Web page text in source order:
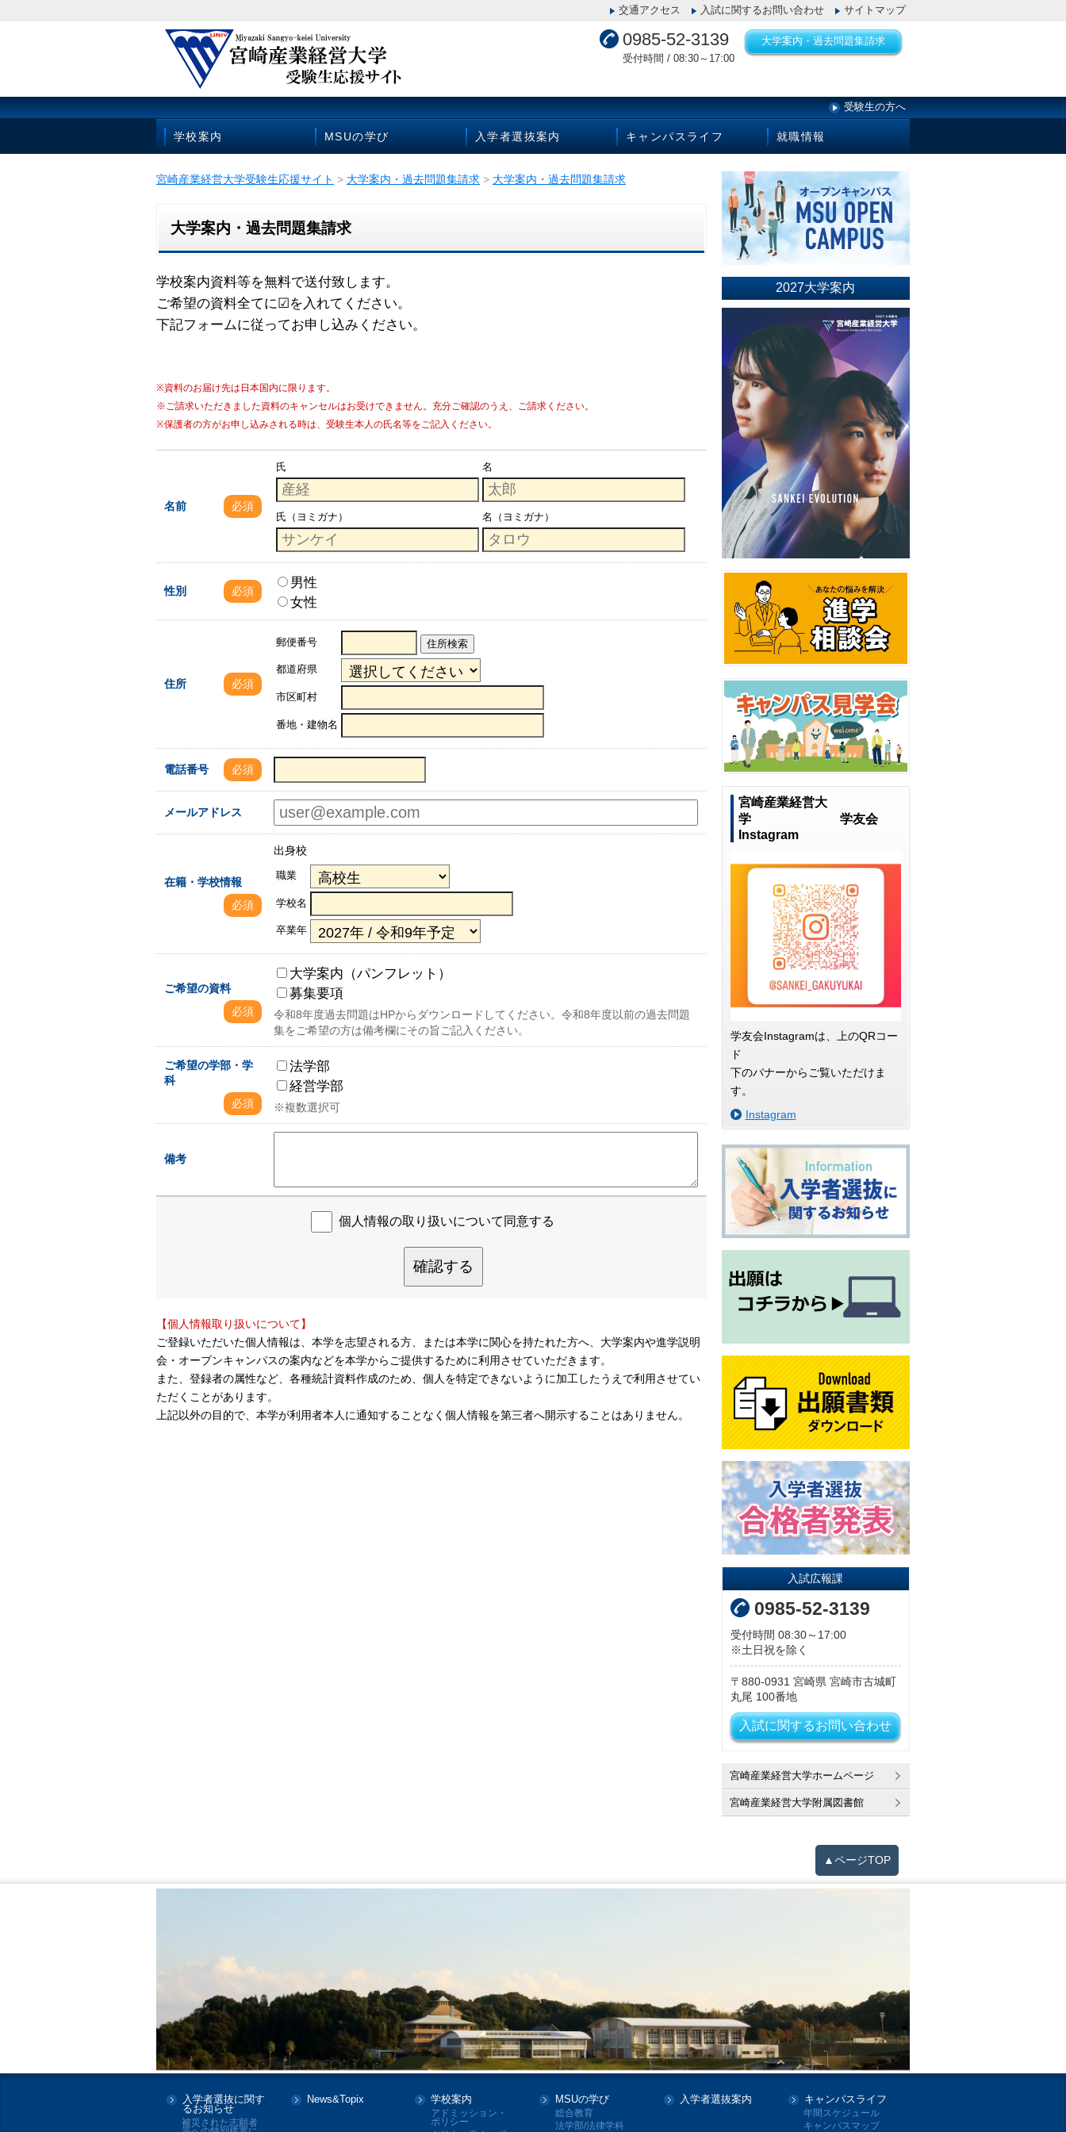
交通アクセス 入試に関するお問い合わせ サイトマップ
0985-52-3139
受付時間 / 08:30～17:00
大学案内・過去問題集請求
受験生の方へ
学校案内 MSUの学び 入学者選抜案内 キャンパスライフ 就職情報
宮崎産業経営大学受験生応援サイト > 大学案内・過去問題集請求 > 大学案内・過去問題集請求
大学案内・過去問題集請求
学校案内資料等を無料で送付致します。
ご希望の資料全てに☑を入れてください。
下記フォームに従ってお申し込みください。
※資料のお届け先は日本国内に限ります。
※ご請求いただきました資料のキャンセルはお受けできません。充分ご確認のうえ、ご請求ください。
※保護者の方がお申し込みされる時は、受験生本人の氏名等をご記入ください。
名前 必須
氏 名
氏（ヨミガナ） 名（ヨミガナ）
性別 必須
男性
女性
住所 必須
郵便番号 住所検索
都道府県
市区町村
番地・建物名
電話番号 必須
メールアドレス
在籍・学校情報
必須
出身校
職業
学校名
卒業年
ご希望の資料
必須
大学案内（パンフレット）
募集要項
令和8年度過去問題はHPからダウンロードしてください。令和8年度以前の過去問題
集をご希望の方は備考欄にその旨ご記入ください。
ご希望の学部・学
科
必須
法学部
経営学部
※複数選択可
備考
個人情報の取り扱いについて同意する
確認する
【個人情報取り扱いについて】
ご登録いただいた個人情報は、本学を志望される方、または本学に関心を持たれた方へ、大学案内や進学説明
会・オープンキャンパスの案内などを本学からご提供するために利用させていただきます。
また、登録者の属性など、各種統計資料作成のため、個人を特定できないように加工したうえで利用させてい
ただくことがあります。
上記以外の目的で、本学が利用者本人に通知することなく個人情報を第三者へ開示することはありません。
2027大学案内
宮崎産業経営大
学 学友会
Instagram
学友会Instagramは、上のQRコー
ド
下のバナーからご覧いただけま
す。
Instagram
入試広報課
0985-52-3139
受付時間 08:30～17:00
※土日祝を除く
880-0931 宮崎県 宮崎市古城町
丸尾 100番地
入試に関するお問い合わせ
宮崎産業経営大学ホームページ
宮崎産業経営大学附属図書館
▲ページTOP
入学者選抜に関す
るお知らせ
被災された志願者
News&Topix 学校案内
アドミッション・
ポリシー
MSUの学び
総合教育
法学部/法律学科
入学者選抜案内 キャンパスライフ
年間スケジュール
キャンパスマップ